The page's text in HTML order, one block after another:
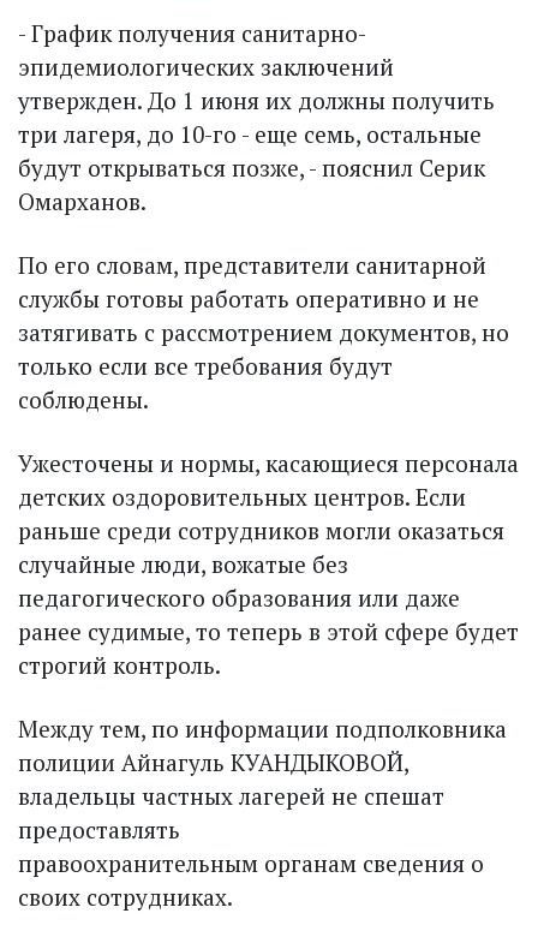
- График получения санитарно-
эпидемиологических заключений
утвержден. До 1 июня их должны получить
три лагеря, до 10-го - еще семь, остальные
будут открываться позже, - пояснил Серик
Омарханов.
По его словам, представители санитарной
службы готовы работать оперативно и не
затягивать с рассмотрением документов, но
только если все требования будут
соблюдены.
Ужесточены и нормы, касающиеся персонала
детских оздоровительных центров. Если
раньше среди сотрудников могли оказаться
случайные люди, вожатые без
педагогического образования или даже
ранее судимые, то теперь в этой сфере будет
строгий контроль.
Между тем, по информации подполковника
полиции Айнагуль КУАНДЫКОВОЙ,
владельцы частных лагерей не спешат
предоставлять
правоохранительным органам сведения о
своих сотрудниках.